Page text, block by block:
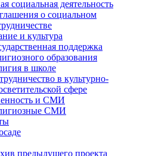
социальная деятельность
о социальном
и культура
поддержка
образования
в школе
в культурно-
сфере
и СМИ
СМИ
предыдущего проекта